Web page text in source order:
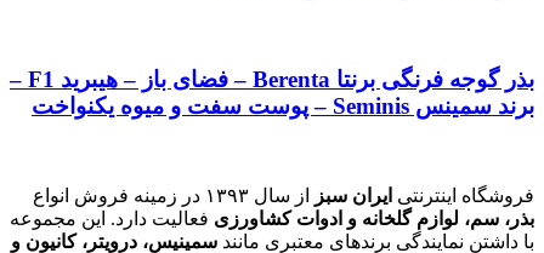
بذر گوجه فرنگی برنتا Berenta – فضای باز – هیبرید F1 –
برند سمینس Seminis – پوست سفت و میوه یکنواخت
فروشگاه اینترنتی ایران سبز
از سال ۱۳۹۳ در زمینه فروش انواع
بذر، سم، لوازم گلخانه و ادوات کشاورزی فعالیت دارد. این مجموعه
با داشتن نمایندگی برندهای معتبری مانند سمینیس، درویتر، کانیون و